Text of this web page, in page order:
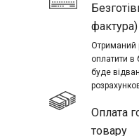
фактура)
Отриманий
оплатити в
буде
Оплата
товару